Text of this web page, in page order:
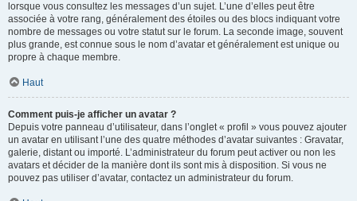
lorsque vous consultez les messages d’un sujet. L’une d’elles peut être
associée à votre rang, généralement des étoiles ou des blocs indiquant votre
nombre de messages ou votre statut sur le forum. La seconde image, souvent
plus grande, est connue sous le nom d’avatar et généralement est unique ou
propre à chaque membre.
Haut
Comment puis-je afficher un avatar ?
Depuis votre panneau d’utilisateur, dans l’onglet « profil » vous pouvez ajouter
un avatar en utilisant l’une des quatre méthodes d’avatar suivantes : Gravatar,
galerie, distant ou importé. L’administrateur du forum peut activer ou non les
avatars et décider de la manière dont ils sont mis à disposition. Si vous ne
pouvez pas utiliser d’avatar, contactez un administrateur du forum.